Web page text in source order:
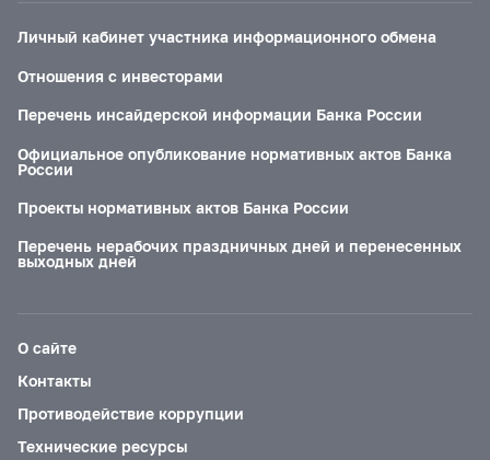
Личный кабинет участника информационного обмена
Отношения с инвесторами
Перечень инсайдерской информации Банка России
Официальное опубликование нормативных актов Банка
России
Проекты нормативных актов Банка России
Перечень нерабочих праздничных дней и перенесенных
выходных дней
О сайте
Контакты
Противодействие коррупции
Технические ресурсы